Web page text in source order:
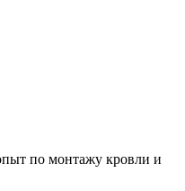
по монтажу кровли и